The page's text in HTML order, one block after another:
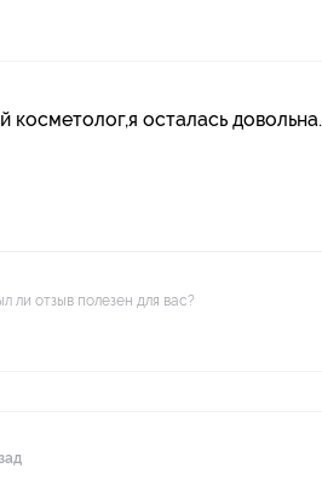
косметолог,я осталась довольна.
ли отзыв полезен для вас?